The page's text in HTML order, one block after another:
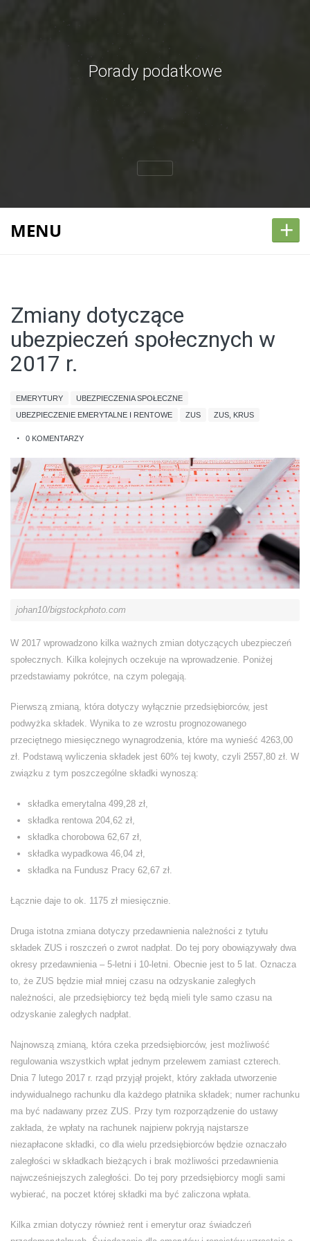
Porady podatkowe
MENU +
Zmiany dotyczące
ubezpieczeń społecznych w
2017 r.
EMERYTURY
UBEZPIECZENIA SPOŁECZNE
UBEZPIECZENIE EMERYTALNE I RENTOWE
ZUS ZUS, KRUS
0 KOMENTARZY
johan10/bigstockphoto.com
W 2017 wprowadzono kilka ważnych zmian dotyczących ubezpieczeń
społecznych. Kilka kolejnych oczekuje na wprowadzenie. Poniżej
przedstawiamy pokrótce, na czym polegają.
Pierwszą zmianą, która dotyczy wyłącznie przedsiębiorców, jest
podwyżka składek. Wynika to ze wzrostu prognozowanego
przeciętnego miesięcznego wynagrodzenia, które ma wynieść 4263,00
zł. Podstawą wyliczenia składek jest 60% tej kwoty, czyli 2557,80 zł. W
związku z tym poszczególne składki wynoszą:
składka emerytalna 499,28 zł,
składka rentowa 204,62 zł,
składka chorobowa 62,67 zł,
składka wypadkowa 46,04 zł,
składka na Fundusz Pracy 62,67 zł.
Łącznie daje to ok. 1175 zł miesięcznie.
Druga istotna zmiana dotyczy przedawnienia należności z tytułu
składek ZUS i roszczeń o zwrot nadpłat. Do tej pory obowiązywały dwa
okresy przedawnienia – 5-letni i 10-letni. Obecnie jest to 5 lat. Oznacza
to, że ZUS będzie miał mniej czasu na odzyskanie zaległych
należności, ale przedsiębiorcy też będą mieli tyle samo czasu na
odzyskanie zaległych nadpłat.
Najnowszą zmianą, która czeka przedsiębiorców, jest możliwość
regulowania wszystkich wpłat jednym przelewem zamiast czterech.
Dnia 7 lutego 2017 r. rząd przyjął projekt, który zakłada utworzenie
indywidualnego rachunku dla każdego płatnika składek; numer rachunku
ma być nadawany przez ZUS. Przy tym rozporządzenie do ustawy
zakłada, że wpłaty na rachunek najpierw pokryją najstarsze
niezapłacone składki, co dla wielu przedsiębiorców będzie oznaczało
zaległości w składkach bieżących i brak możliwości przedawnienia
najwcześniejszych zaległości. Do tej pory przedsiębiorcy mogli sami
wybierać, na poczet której składki ma być zaliczona wpłata.
Kilka zmian dotyczy również rent i emerytur oraz świadczeń